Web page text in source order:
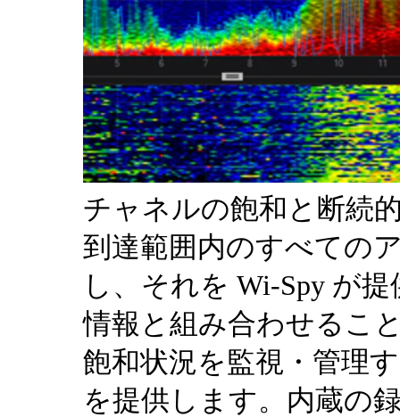
チャネルの飽和と断続
到達範囲内のすべての
し、それを Wi-Spy が
情報と組み合わせるこ
飽和状況を監視・管理
を提供します。内蔵の